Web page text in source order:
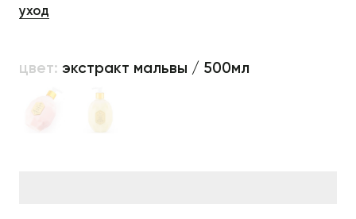
уход
цвет: экстракт мальвы / 500мл